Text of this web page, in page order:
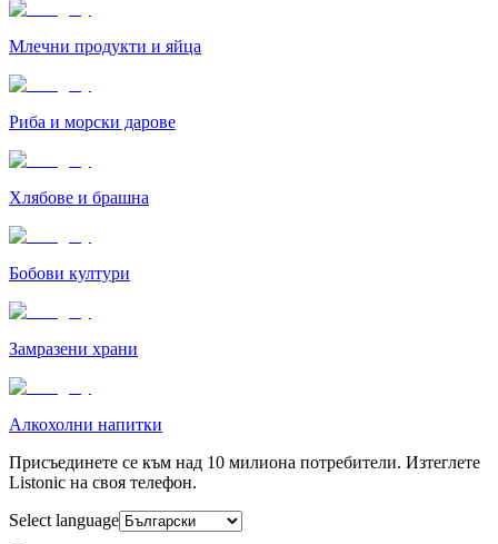
Млечни продукти и яйца
Риба и морски дарове
Хлябове и брашна
Бобови култури
Замразени храни
Алкохолни напитки
Присъединете се към над 10 милиона потребители. Изтеглете
Listonic на своя телефон.
Select language